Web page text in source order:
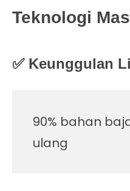
Teknologi
✅ Keunggulan
90% bahan
ulang